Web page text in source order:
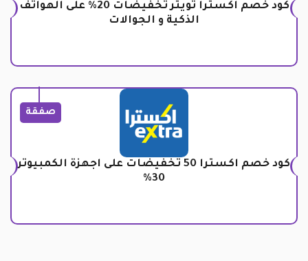
كود خصم اكسترا تويتر تخفيضات 20% على الهواتف
الذكية و الجوالات
صفقة
كود خصم اكسترا 50 تخفيضات على اجهزة الكمبيوتر
30%